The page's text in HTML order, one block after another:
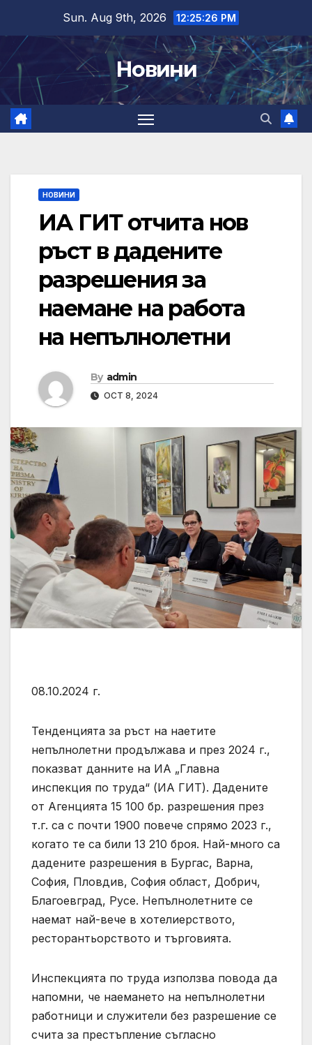
content
Sun. Aug 9th, 2026 12:25:27 PM
Новини
НОВИНИ
ИА ГИТ отчита нов
ръст в дадените
разрешения за
наемане на работа
на непълнолетни
By admin
OCT 8, 2024
08.10.2024 г.
Тенденцията за ръст на наетите
непълнолетни продължава и през 2024 г.,
показват данните на ИА „Главна
инспекция по труда“ (ИА ГИТ). Дадените
от Агенцията 15 100 бр. разрешения през
т.г. са с почти 1900 повече спрямо 2023 г.,
когато те са били 13 210 броя. Най-много са
дадените разрешения в Бургас, Варна,
София, Пловдив, София област, Добрич,
Благоевград, Русе. Непълнолетните се
наемат най-вече в хотелиерството,
ресторантьорството и търговията.
Инспекцията по труда използва повода да
напомни, че наемането на непълнолетни
работници и служители без разрешение се
счита за престъпление съгласно